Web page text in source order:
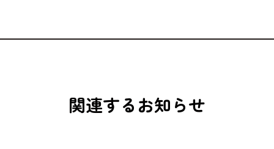
関連するお知らせ